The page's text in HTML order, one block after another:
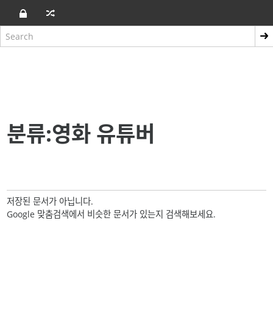
분류:영화 유튜버
저장된 문서가 아닙니다.
Google 맞춤검색에서 비슷한 문서가 있는지 검색해보세요.